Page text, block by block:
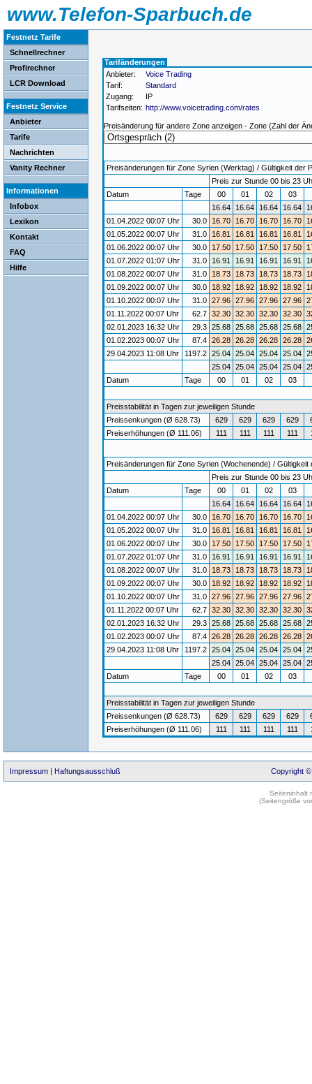
www.Telefon-Sparbuch.de
Festnetz Tarife
Schnellrechner
Profirechner
LCR Download
Festnetz Service
Anbieter
Tarife
Nachrichten
Vanity Rechner
Informationen
Infobox
Lexikon
Kontakt
FAQ
Hilfe
Tarifänderungen
Anbieter:
Voice Trading
Tarif:
Standard
Zugang:
IP
Tarifseiten: http://www.voicetrading.com/rates
Preisänderung für andere Zone anzeigen - Zone (Zahl der
Preisänderungen für Zone Syrien (Werktag) / Gültigkeit der
Preis zur Stunde 00 bis 23
Datum
Tage 00 01 02 03
16.64
16.64 16.64 16.64
01.04.2022 00:07 Uhr
30.0 16.70 16.70 16.70 16.70
01.05.2022 00:07 Uhr
31.0 16.81 16.81 16.81 16.81
01.06.2022 00:07 Uhr
30.0 17.50 17.50 17.50 17.50
01.07.2022 01:07 Uhr
31.0 16.91 16.91 16.91 16.91
01.08.2022 00:07 Uhr
31.0 18.73 18.73 18.73 18.73
01.09.2022 00:07 Uhr
30.0 18.92 18.92 18.92 18.92
01.10.2022 00:07 Uhr
31.0 27.96 27.96 27.96 27.96
01.11.2022 00:07 Uhr
62.7 32.30 32.30 32.30 32.30
02.01.2023 16:32 Uhr
29.3 25.68 25.68 25.68 25.68
01.02.2023 00:07 Uhr
87.4 26.28 26.28 26.28 26.28
29.04.2023 11:08 Uhr
1197.2 25.04 25.04 25.04 25.04
25.04 25.04 25.04 25.04
Datum
Tage 00 01 02 03
Preisstabilität in Tagen zur jeweiligen Stunde
Preissenkungen (Ø 628.73)
629 629 629 629
Preiserhöhungen (Ø 111.06)
111 111 111 111
Preisänderungen für Zone Syrien (Wochenende) / Gültigkeit
Preis zur Stunde 00 bis 23
Datum
Tage 00 01 02 03
16.64
16.64 16.64 16.64
01.04.2022 00:07 Uhr
30.0 16.70 16.70 16.70 16.70
01.05.2022 00:07 Uhr
31.0 16.81 16.81 16.81 16.81
01.06.2022 00:07 Uhr
30.0 17.50 17.50 17.50 17.50
01.07.2022 01:07 Uhr
31.0 16.91 16.91 16.91 16.91
01.08.2022 00:07 Uhr
31.0 18.73 18.73 18.73 18.73
01.09.2022 00:07 Uhr
30.0 18.92 18.92 18.92 18.92
01.10.2022 00:07 Uhr
31.0 27.96 27.96 27.96 27.96
01.11.2022 00:07 Uhr
62.7 32.30 32.30 32.30 32.30
02.01.2023 16:32 Uhr
29.3 25.68 25.68 25.68 25.68
01.02.2023 00:07 Uhr
87.4 26.28 26.28 26.28 26.28
29.04.2023 11:08 Uhr
1197.2 25.04 25.04 25.04 25.04
25.04 25.04 25.04 25.04
Datum
Tage 00 01 02 03
Preisstabilität in Tagen zur jeweiligen Stunde
Preissenkungen (Ø 628.73)
629 629 629 629
Preiserhöhungen (Ø 111.06)
111 111 111 111
Impressum | Haftungsausschluß Copyright ©
Seiteninhalt
(Seitengröße